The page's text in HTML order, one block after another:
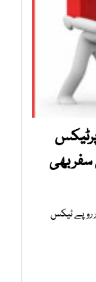
بھی
میں بیرون ملک سفرکے ایئر ٹکٹ پر3ہزار روپے ٹیکس